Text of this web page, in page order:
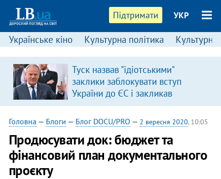
Підтримати УКР
Українське кіно Культурна політика Культурні
Туск назвав "ідіотськими"
заклики заблокувати вступ
України до ЄС і закликав
припинити антиукраїнську
риторику
Головна — Блоги — Блог DOCU/PRO — 2 вересня 2020, 10:05
Продюсувати док: бюджет та
фінансовий план документального
проєкту